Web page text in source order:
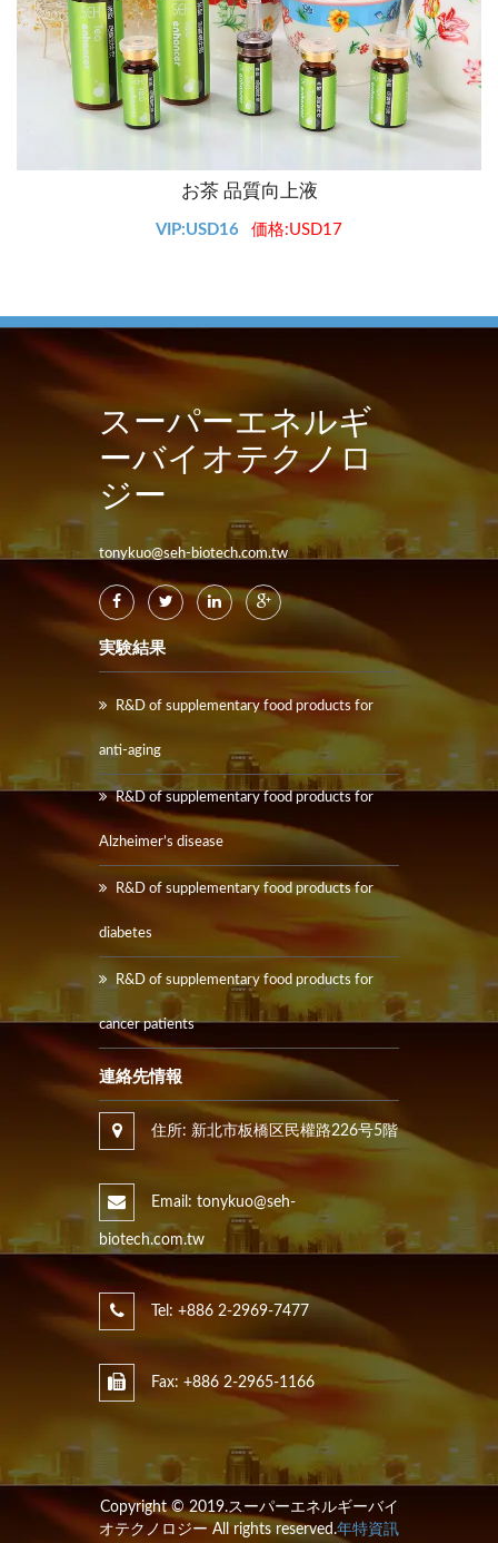
お茶 品質向上液
VIP:USD16 価格:USD17
スーパーエネルギ
ーバイオテクノロ
ジー
tonykuo@seh-biotech.com.tw
実験結果
R&D of supplementary food products for
anti-aging
R&D of supplementary food products for
Alzheimer’s disease
R&D of supplementary food products for
diabetes
R&D of supplementary food products for
cancer patients
連絡先情報
住所: 新北市板橋区民權路226号5階
Email: tonykuo@seh-
biotech.com.tw
Tel: +886 2-2969-7477
Fax: +886 2-2965-1166
Copyright © 2019.スーパーエネルギーバイ
オテクノロジー All rights reserved.年特資訊